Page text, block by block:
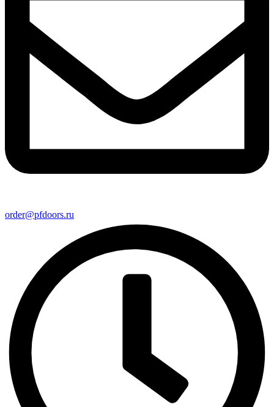
order@pfdoors.ru